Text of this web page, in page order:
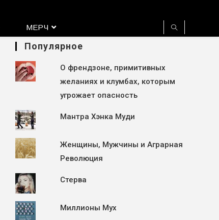
МЕРЧ
Популярное
О френдзоне, примитивных
желаниях и клумбах, которым
угрожает опасность
Мантра Хэнка Муди
Женщины, Мужчины и Аграрная
Революция
Стерва
Миллионы Мух